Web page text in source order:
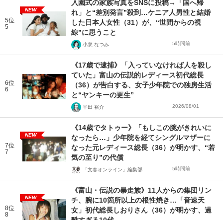
5位
5
NEW
入園式の家族写真をSNSに投稿→「国へ帰
れ」と“差別発言”殺到…ケニア人男性と結婚
した日本人女性（31）が、“世間からの視
線”に思うこと
小泉 なつみ 5時間前
6位
6
《17歳で逮捕》「入っていなければ人を殺し
ていた」富山の伝説的レディース初代総長
（36）が告白する、女子少年院での独房生活
と“ヤンキーの更生”
平田 裕介 2026/08/01
7位
7
NEW
《14歳でタトゥー》「もしこの腕がきれいに
なったら…」少年院を経てシングルマザーに
なった元レディース総長（36）が明かす、“若
気の至り”の代償
「文春オンライン」編集部 5時間前
8位
8
NEW
《富山・伝説の暴走族》11人からの集団リン
チ、腕に10箇所以上の根性焼き…「音速天
女」初代総長しおりさん（36）が明かす、過